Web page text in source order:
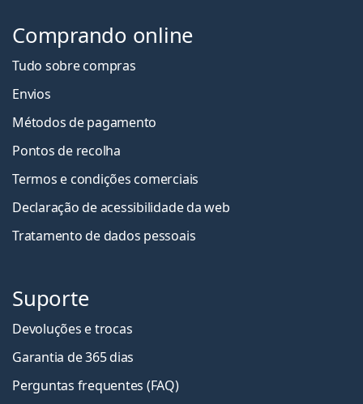
Comprando online
Tudo sobre compras
Envios
Métodos de pagamento
Pontos de recolha
Termos e condições comerciais
Declaração de acessibilidade da web
Tratamento de dados pessoais
Suporte
Devoluções e trocas
Garantia de 365 dias
Perguntas frequentes (FAQ)